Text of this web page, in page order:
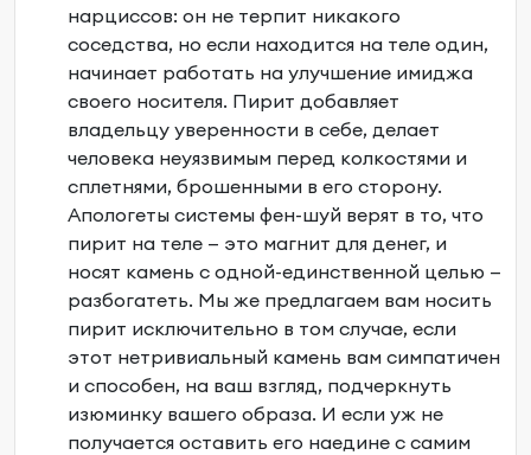
нарциссов: он не терпит никакого
соседства, но если находится на теле один,
начинает работать на улучшение имиджа
своего носителя. Пирит добавляет
владельцу уверенности в себе, делает
человека неуязвимым перед колкостями и
сплетнями, брошенными в его сторону.
Апологеты системы фен-шуй верят в то, что
пирит на теле — это магнит для денег, и
носят камень с одной-единственной целью —
разбогатеть. Мы же предлагаем вам носить
пирит исключительно в том случае, если
этот нетривиальный камень вам симпатичен
и способен, на ваш взгляд, подчеркнуть
изюминку вашего образа. И если уж не
получается оставить его наедине с самим